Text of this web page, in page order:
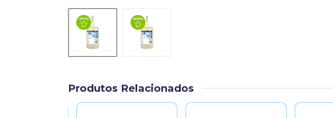
Produtos Relacionados